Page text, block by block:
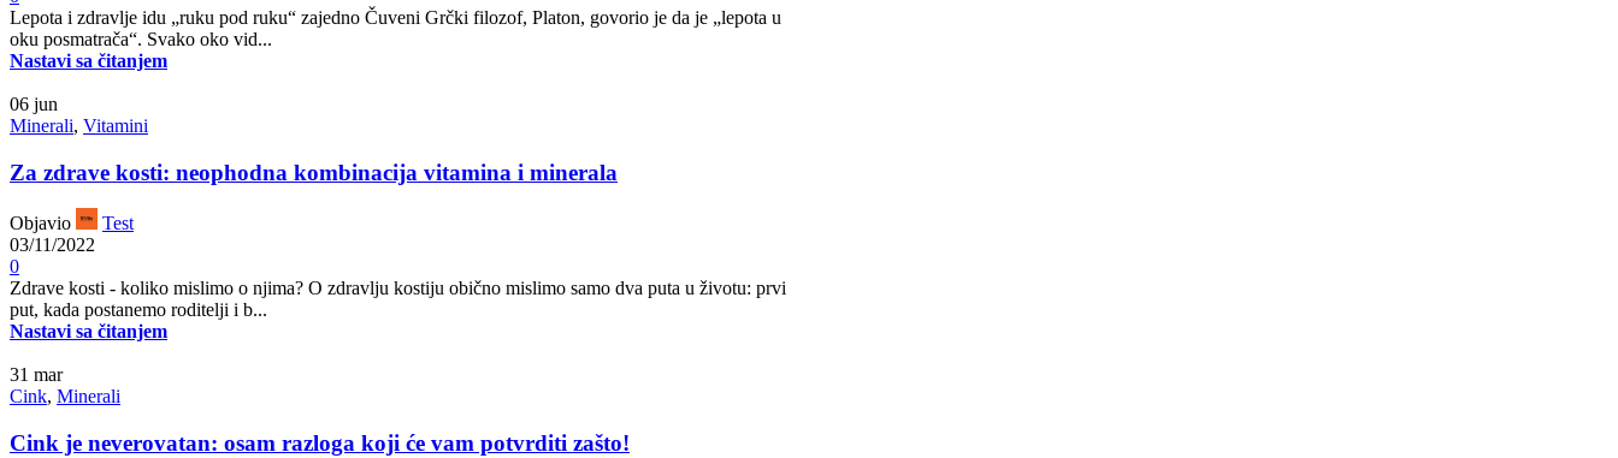
Lepota i zdravlje idu „ruku pod ruku“ zajedno Čuveni Grčki filozof, Platon, govorio je da je „lepota u
oku posmatrača“. Svako oko vid...
Nastavi sa čitanjem
06 jun
Minerali, Vitamini
Za zdrave kosti: neophodna kombinacija vitamina i minerala
Objavio
Test
03/11/2022
0
Zdrave kosti - koliko mislimo o njima? O zdravlju kostiju obično mislimo samo dva puta u životu: prvi
put, kada postanemo roditelji i b...
Nastavi sa čitanjem
31 mar
Cink, Minerali
Cink je neverovatan: osam razloga koji će vam potvrditi zašto!